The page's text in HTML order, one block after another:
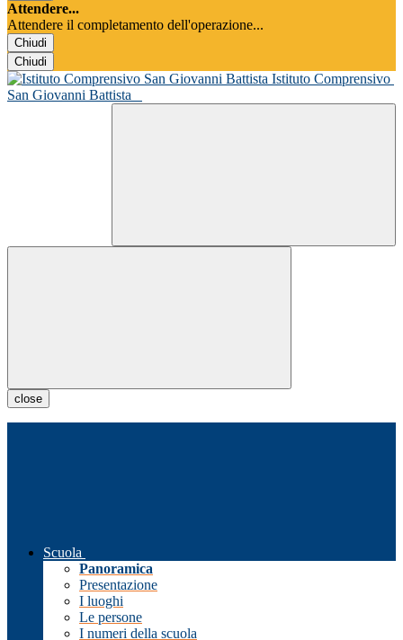
Attendere...
Attendere il completamento dell'operazione...
Chiudi
Chiudi
Istituto Comprensivo
San Giovanni Battista
close
Scuola
Panoramica
Presentazione
I luoghi
Le persone
I numeri della scuola